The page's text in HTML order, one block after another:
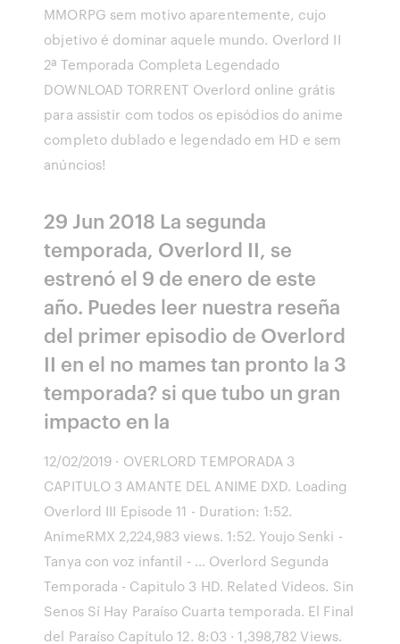
MMORPG sem motivo aparentemente, cujo
objetivo é dominar aquele mundo. Overlord II
2ª Temporada Completa Legendado
DOWNLOAD TORRENT Overlord online grátis
para assistir com todos os episódios do anime
completo dublado e legendado em HD e sem
anúncios!
29 Jun 2018 La segunda
temporada, Overlord II, se
estrenó el 9 de enero de este
año. Puedes leer nuestra reseña
del primer episodio de Overlord
II en el no mames tan pronto la 3
temporada? si que tubo un gran
impacto en la
12/02/2019 · OVERLORD TEMPORADA 3
CAPITULO 3 AMANTE DEL ANIME DXD. Loading
Overlord III Episode 11 - Duration: 1:52.
AnimeRMX 2,224,983 views. 1:52. Youjo Senki -
Tanya con voz infantil - … Overlord Segunda
Temporada - Capitulo 3 HD. Related Videos. Sin
Senos Sí Hay Paraíso Cuarta temporada. El Final
del Paraíso Capítulo 12. 8:03 · 1,398,782 Views.